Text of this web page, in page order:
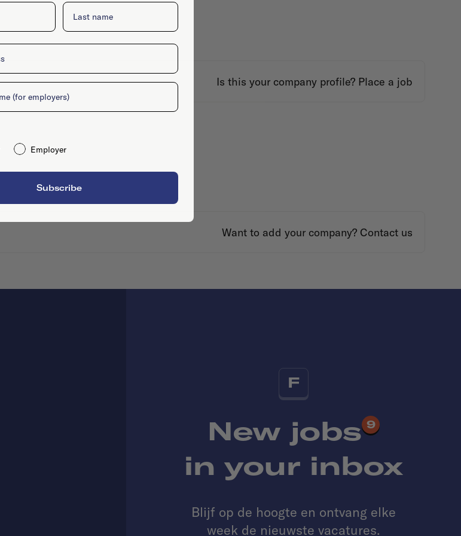
Is this your company profile? Place a job
Want to add your company? Contact us
F
New jobs 9
in your inbox
Blijf op de hoogte en ontvang elke
week de nieuwste vacatures.
Last name
Employer
Subscribe